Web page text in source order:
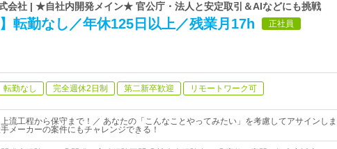
会社 | ★自社内開発メイン★ 官公庁・法人と安定取引＆AIなどにも挑戦
】転勤なし／年休125日以上／残業月17h 正社員
転勤なし 完全週休2日制 第二新卒歓迎 リモートワーク可
流工程から保守まで！／ あなたの「こんなことやってみたい」を考慮してアサインし
メーカーの案件にもチャレンジできる！